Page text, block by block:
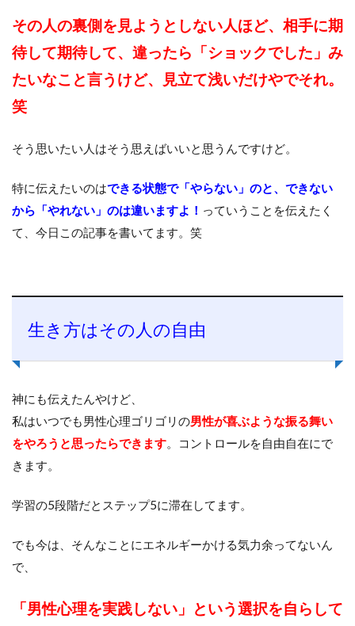
その人の裏側を見ようとしない人ほど、相手に期
待して期待して、違ったら「ショックでした」み
たいなこと言うけど、見立て浅いだけやでそれ。
笑
そう思いたい人はそう思えばいいと思うんですけど。
特に伝えたいのはできる状態で「やらない」のと、できない
から「やれない」のは違いますよ！ っていうことを伝えたく
て、今日この記事を書いてます。笑
生き方はその人の自由
神にも伝えたんやけど、
私はいつでも男性心理ゴリゴリの男性が喜ぶような振る舞い
をやろうと思ったらできます。コントロールを自由自在にで
きます。
学習の5段階だとステップ5に滞在してます。
でも今は、そんなことにエネルギーかける気力余ってないん
で、
「男性心理を実践しない」という選択を自らして